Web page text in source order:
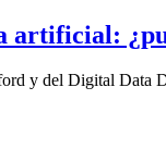
artificial:
y del Digital Data